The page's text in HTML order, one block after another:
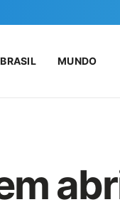
BRASIL MUNDO